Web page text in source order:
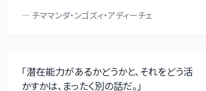
— チママンダ・ンゴズィ・アディーチェ
「潜在能力があるかどうかと、それをどう活
かすかは、まったく別の話だ。」